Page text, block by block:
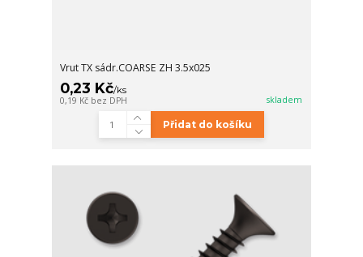
Vrut TX sádr.COARSE ZH 3.5x025
0,23 Kč/ks
0,19 Kč bez DPH skladem
Přidat do košíku